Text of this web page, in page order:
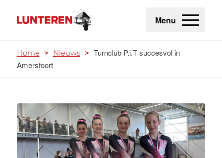
Menu
Home > Nieuws > Turnclub P.i.T succesvol in
Amersfoort